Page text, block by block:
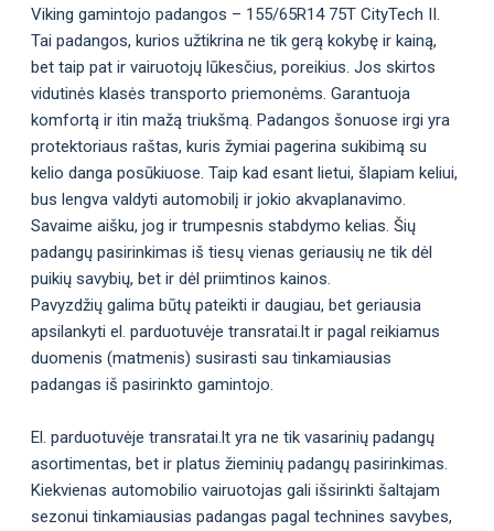
Viking gamintojo padangos – 155/65R14 75T CityTech II.
Tai padangos, kurios užtikrina ne tik gerą kokybę ir kainą,
bet taip pat ir vairuotojų lūkesčius, poreikius. Jos skirtos
vidutinės klasės transporto priemonėms. Garantuoja
komfortą ir itin mažą triukšmą. Padangos šonuose irgi yra
protektoriaus raštas, kuris žymiai pagerina sukibimą su
kelio danga posūkiuose. Taip kad esant lietui, šlapiam keliui,
bus lengva valdyti automobilį ir jokio akvaplanavimo.
Savaime aišku, jog ir trumpesnis stabdymo kelias. Šių
padangų pasirinkimas iš tiesų vienas geriausių ne tik dėl
puikių savybių, bet ir dėl priimtinos kainos.
Pavyzdžių galima būtų pateikti ir daugiau, bet geriausia
apsilankyti el. parduotuvėje transratai.lt ir pagal reikiamus
duomenis (matmenis) susirasti sau tinkamiausias
padangas iš pasirinkto gamintojo.
El. parduotuvėje transratai.lt yra ne tik vasarinių padangų
asortimentas, bet ir platus žieminių padangų pasirinkimas.
Kiekvienas automobilio vairuotojas gali išsirinkti šaltajam
sezonui tinkamiausias padangas pagal technines savybes,